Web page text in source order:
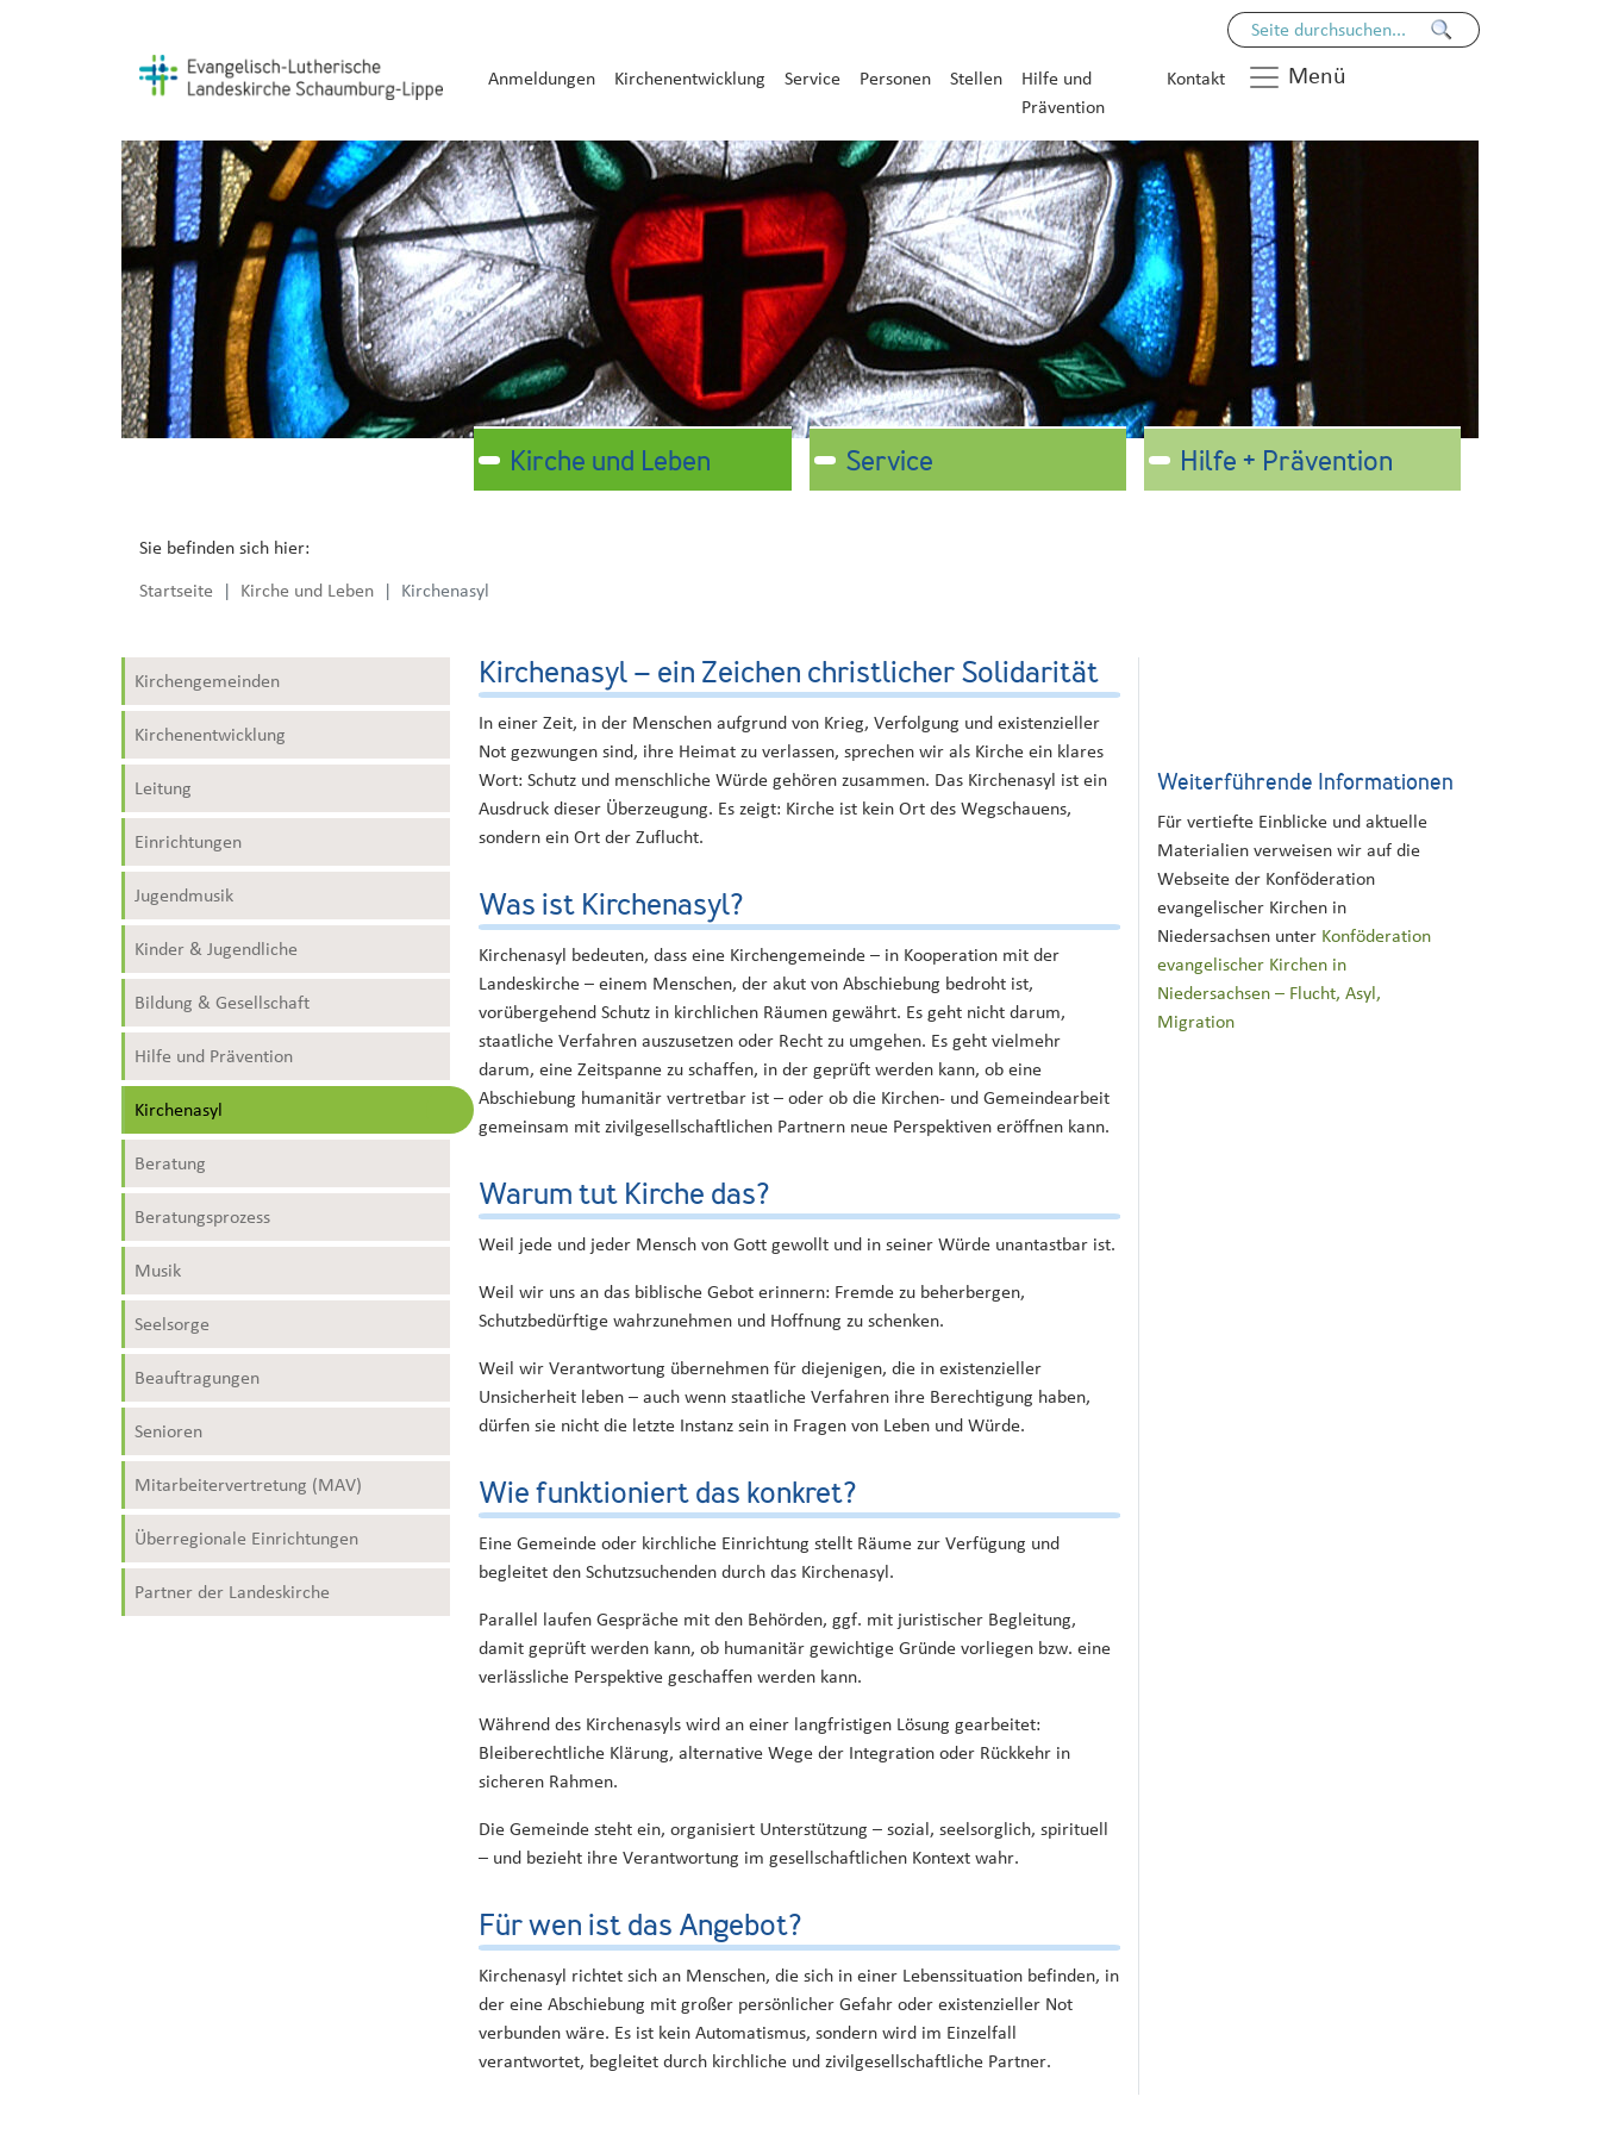
Anmeldungen Kirchenentwicklung Service Personen Stellen
Hilfe und
Prävention
Kontakt Menü
Kirche und Leben Service Hilfe + Prävention
Sie befinden sich hier:
Startseite Kirche und Leben Kirchenasyl
Kirchengemeinden
Kirchenentwicklung
Leitung
Einrichtungen
Jugendmusik
Kinder & Jugendliche
Bildung & Gesellschaft
Hilfe und Prävention
Kirchenasyl
Beratung
Beratungsprozess
Musik
Seelsorge
Beauftragungen
Senioren
Mitarbeitervertretung (MAV)
Überregionale Einrichtungen
Partner der Landeskirche
Kirchenasyl – ein Zeichen christlicher Solidarität
In einer Zeit, in der Menschen aufgrund von Krieg, Verfolgung und existenzieller
Not gezwungen sind, ihre Heimat zu verlassen, sprechen wir als Kirche ein klares
Wort: Schutz und menschliche Würde gehören zusammen. Das Kirchenasyl ist ein
Ausdruck dieser Überzeugung. Es zeigt: Kirche ist kein Ort des Wegschauens,
sondern ein Ort der Zuflucht.
Was ist Kirchenasyl?
Kirchenasyl bedeuten, dass eine Kirchengemeinde – in Kooperation mit der
Landeskirche – einem Menschen, der akut von Abschiebung bedroht ist,
vorübergehend Schutz in kirchlichen Räumen gewährt. Es geht nicht darum,
staatliche Verfahren auszusetzen oder Recht zu umgehen. Es geht vielmehr
darum, eine Zeitspanne zu schaffen, in der geprüft werden kann, ob eine
Abschiebung humanitär vertretbar ist – oder ob die Kirchen- und Gemeindearbeit
gemeinsam mit zivilgesellschaftlichen Partnern neue Perspektiven eröffnen kann.
Warum tut Kirche das?
Weil jede und jeder Mensch von Gott gewollt und in seiner Würde unantastbar ist.
Weil wir uns an das biblische Gebot erinnern: Fremde zu beherbergen,
Schutzbedürftige wahrzunehmen und Hoffnung zu schenken.
Weil wir Verantwortung übernehmen für diejenigen, die in existenzieller
Unsicherheit leben – auch wenn staatliche Verfahren ihre Berechtigung haben,
dürfen sie nicht die letzte Instanz sein in Fragen von Leben und Würde.
Wie funktioniert das konkret?
Eine Gemeinde oder kirchliche Einrichtung stellt Räume zur Verfügung und
begleitet den Schutzsuchenden durch das Kirchenasyl.
Parallel laufen Gespräche mit den Behörden, ggf. mit juristischer Begleitung,
damit geprüft werden kann, ob humanitär gewichtige Gründe vorliegen bzw. eine
verlässliche Perspektive geschaffen werden kann.
Während des Kirchenasyls wird an einer langfristigen Lösung gearbeitet:
Bleiberechtliche Klärung, alternative Wege der Integration oder Rückkehr in
sicheren Rahmen.
Die Gemeinde steht ein, organisiert Unterstützung – sozial, seelsorglich, spirituell
– und bezieht ihre Verantwortung im gesellschaftlichen Kontext wahr.
Für wen ist das Angebot?
Kirchenasyl richtet sich an Menschen, die sich in einer Lebenssituation befinden, in
der eine Abschiebung mit großer persönlicher Gefahr oder existenzieller Not
verbunden wäre. Es ist kein Automatismus, sondern wird im Einzelfall
verantwortet, begleitet durch kirchliche und zivilgesellschaftliche Partner.
Weiterführende Informationen
Für vertiefte Einblicke und aktuelle
Materialien verweisen wir auf die
Webseite der Konföderation
evangelischer Kirchen in
Niedersachsen unter Konföderation
evangelischer Kirchen in
Niedersachsen – Flucht, Asyl,
Migration